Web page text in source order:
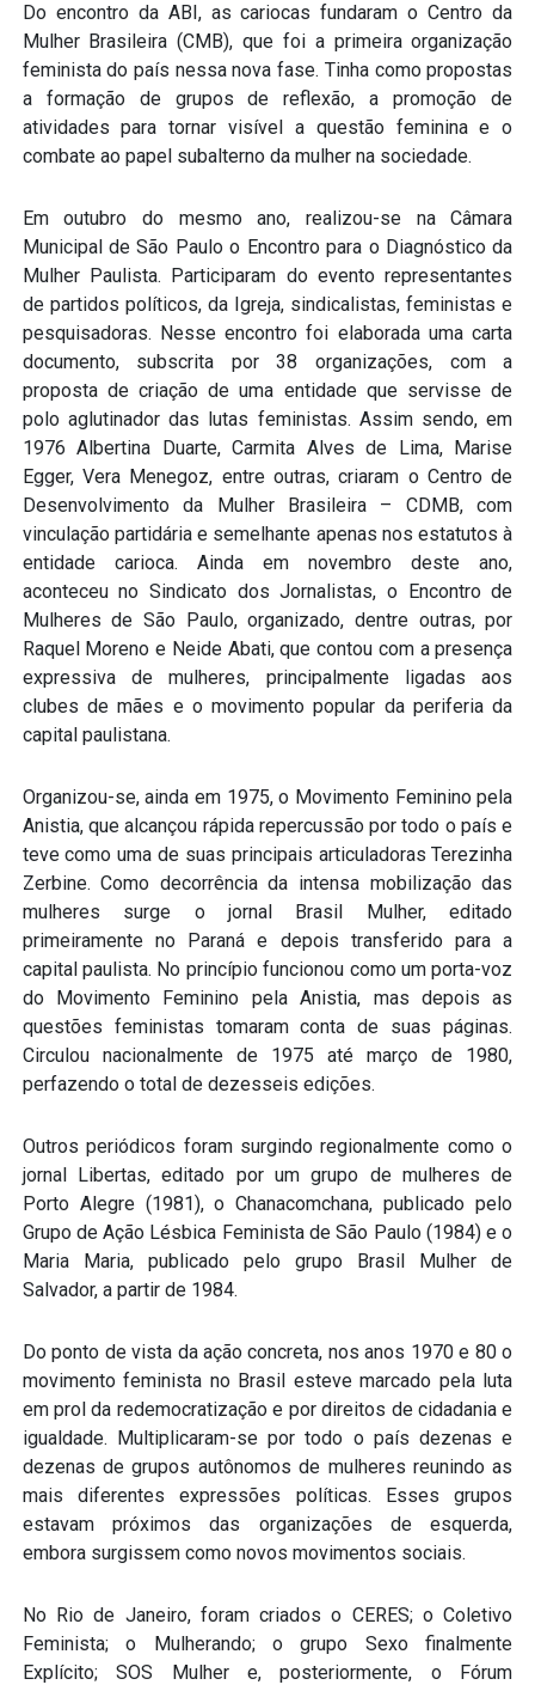
Do encontro da ABI, as cariocas fundaram o Centro da
Mulher Brasileira (CMB), que foi a primeira organização
feminista do país nessa nova fase. Tinha como propostas
a formação de grupos de reflexão, a promoção de
atividades para tornar visível a questão feminina e o
combate ao papel subalterno da mulher na sociedade.
Em outubro do mesmo ano, realizou-se na Câmara
Municipal de São Paulo o Encontro para o Diagnóstico da
Mulher Paulista. Participaram do evento representantes
de partidos políticos, da Igreja, sindicalistas, feministas e
pesquisadoras. Nesse encontro foi elaborada uma carta
documento, subscrita por 38 organizações, com a
proposta de criação de uma entidade que servisse de
polo aglutinador das lutas feministas. Assim sendo, em
1976 Albertina Duarte, Carmita Alves de Lima, Marise
Egger, Vera Menegoz, entre outras, criaram o Centro de
Desenvolvimento da Mulher Brasileira – CDMB, com
vinculação partidária e semelhante apenas nos estatutos à
entidade carioca. Ainda em novembro deste ano,
aconteceu no Sindicato dos Jornalistas, o Encontro de
Mulheres de São Paulo, organizado, dentre outras, por
Raquel Moreno e Neide Abati, que contou com a presença
expressiva de mulheres, principalmente ligadas aos
clubes de mães e o movimento popular da periferia da
capital paulistana.
Organizou-se, ainda em 1975, o Movimento Feminino pela
Anistia, que alcançou rápida repercussão por todo o país e
teve como uma de suas principais articuladoras Terezinha
Zerbine. Como decorrência da intensa mobilização das
mulheres surge o jornal Brasil Mulher, editado
primeiramente no Paraná e depois transferido para a
capital paulista. No princípio funcionou como um porta-voz
do Movimento Feminino pela Anistia, mas depois as
questões feministas tomaram conta de suas páginas.
Circulou nacionalmente de 1975 até março de 1980,
perfazendo o total de dezesseis edições.
Outros periódicos foram surgindo regionalmente como o
jornal Libertas, editado por um grupo de mulheres de
Porto Alegre (1981), o Chanacomchana, publicado pelo
Grupo de Ação Lésbica Feminista de São Paulo (1984) e o
Maria Maria, publicado pelo grupo Brasil Mulher de
Salvador, a partir de 1984.
Do ponto de vista da ação concreta, nos anos 1970 e 80 o
movimento feminista no Brasil esteve marcado pela luta
em prol da redemocratização e por direitos de cidadania e
igualdade. Multiplicaram-se por todo o país dezenas e
dezenas de grupos autônomos de mulheres reunindo as
mais diferentes expressões políticas. Esses grupos
estavam próximos das organizações de esquerda,
embora surgissem como novos movimentos sociais.
No Rio de Janeiro, foram criados o CERES; o Coletivo
Feminista; o Mulherando; o grupo Sexo finalmente
Explícito; SOS Mulher e, posteriormente, o Fórum